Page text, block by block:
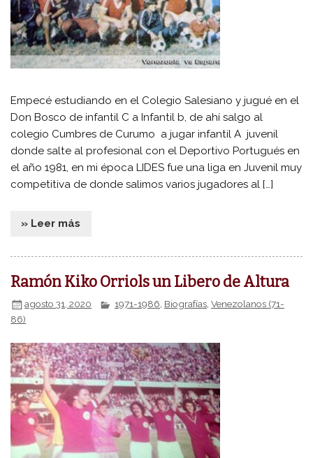
Empecé estudiando en el Colegio Salesiano y jugué en el
Don Bosco de infantil C a Infantil b, de ahí salgo al
colegio Cumbres de Curumo a jugar infantil A juvenil
donde salte al profesional con el Deportivo Portugués en
el año 1981, en mi época LIDES fue una liga en Juvenil muy
competitiva de donde salimos varios jugadores al […]
» Leer más
Ramón Kiko Orriols un Libero de Altura
agosto 31, 2020 1971-1986, Biografías,Venezolanos (71-
86)